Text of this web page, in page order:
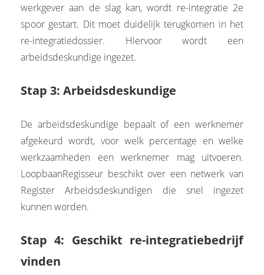
werkgever aan de slag kan, wordt re-integratie 2e
spoor gestart. Dit moet duidelijk terugkomen in het
re-integratiedossier. Hiervoor wordt een
arbeidsdeskundige ingezet.
Stap 3: Arbeidsdeskundige
De arbeidsdeskundige bepaalt of een werknemer
afgekeurd wordt, voor welk percentage en welke
werkzaamheden een werknemer mag uitvoeren.
LoopbaanRegisseur beschikt over een netwerk van
Register Arbeidsdeskundigen die snel ingezet
kunnen worden.
Stap 4: Geschikt re-integratiebedrijf
vinden